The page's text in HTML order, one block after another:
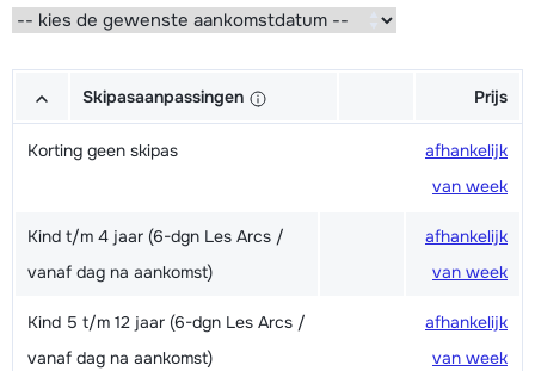
Skipasaanpassingen Prijs
Korting geen skipas
afhankelijk
van week
Kind t/m 4 jaar (6-dgn Les Arcs /
vanaf dag na aankomst)
afhankelijk
van week
Kind 5 t/m 12 jaar (6-dgn Les Arcs /
vanaf dag na aankomst)
afhankelijk
van week